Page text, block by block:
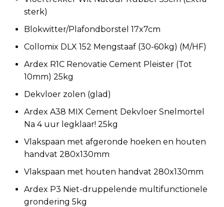
sterk)
Blokwitter/Plafondborstel 17x7cm
Collomix DLX 152 Mengstaaf (30-60kg) (M/HF)
Ardex R1C Renovatie Cement Pleister (Tot
10mm) 25kg
Dekvloer zolen (glad)
Ardex A38 MIX Cement Dekvloer Snelmortel
Na 4 uur legklaar! 25kg
Vlakspaan met afgeronde hoeken en houten
handvat 280x130mm
Vlakspaan met houten handvat 280x130mm
Ardex P3 Niet-druppelende multifunctionele
grondering 5kg